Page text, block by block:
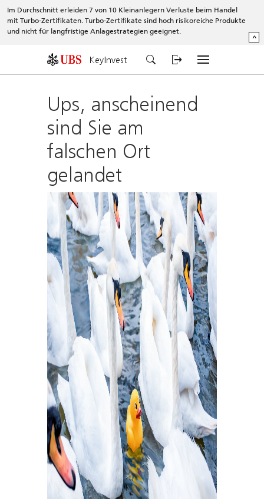
Im Durchschnitt erleiden 7 von 10 Kleinanlegern Verluste beim Handel
mit Turbo-Zertifikaten. Turbo-Zertifikate sind hoch risikoreiche Produkte
und nicht für langfristige Anlagestrategien geeignet.
^
KeyInvest
Ups, anscheinend
sind Sie am
falschen Ort
gelandet